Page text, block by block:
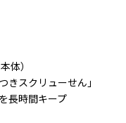
体）
スクリューせん」
長時間キープ